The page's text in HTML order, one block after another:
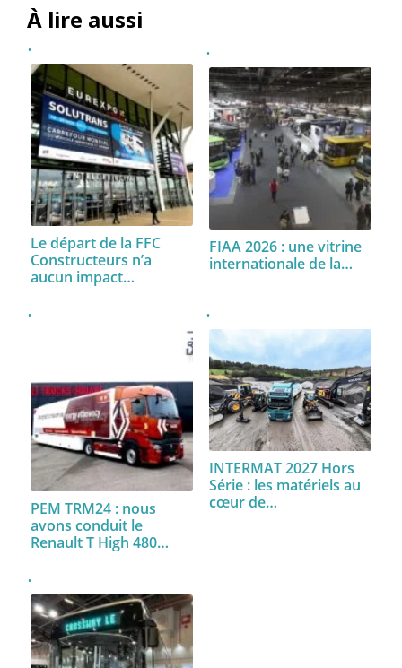
À lire aussi
Le départ de la FFC
Constructeurs n’a
aucun impact…
FIAA 2026 : une vitrine
internationale de la…
PEM TRM24 : nous
avons conduit le
Renault T High 480…
INTERMAT 2027 Hors
Série : les matériels au
cœur de…